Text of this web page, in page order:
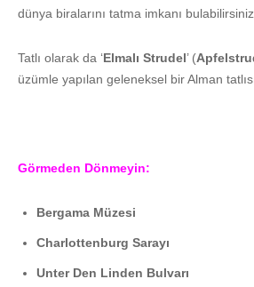
dünya biralarını tatma imkanı bulabilirsiniz.
Tatlı olarak da ‘Elmalı Strudel’ (
üzümle yapılan geleneksel bir Alman
Görmeden Dönmeyin:
Bergama Müzesi
Charlottenburg Sarayı
Unter Den Linden Bulvarı